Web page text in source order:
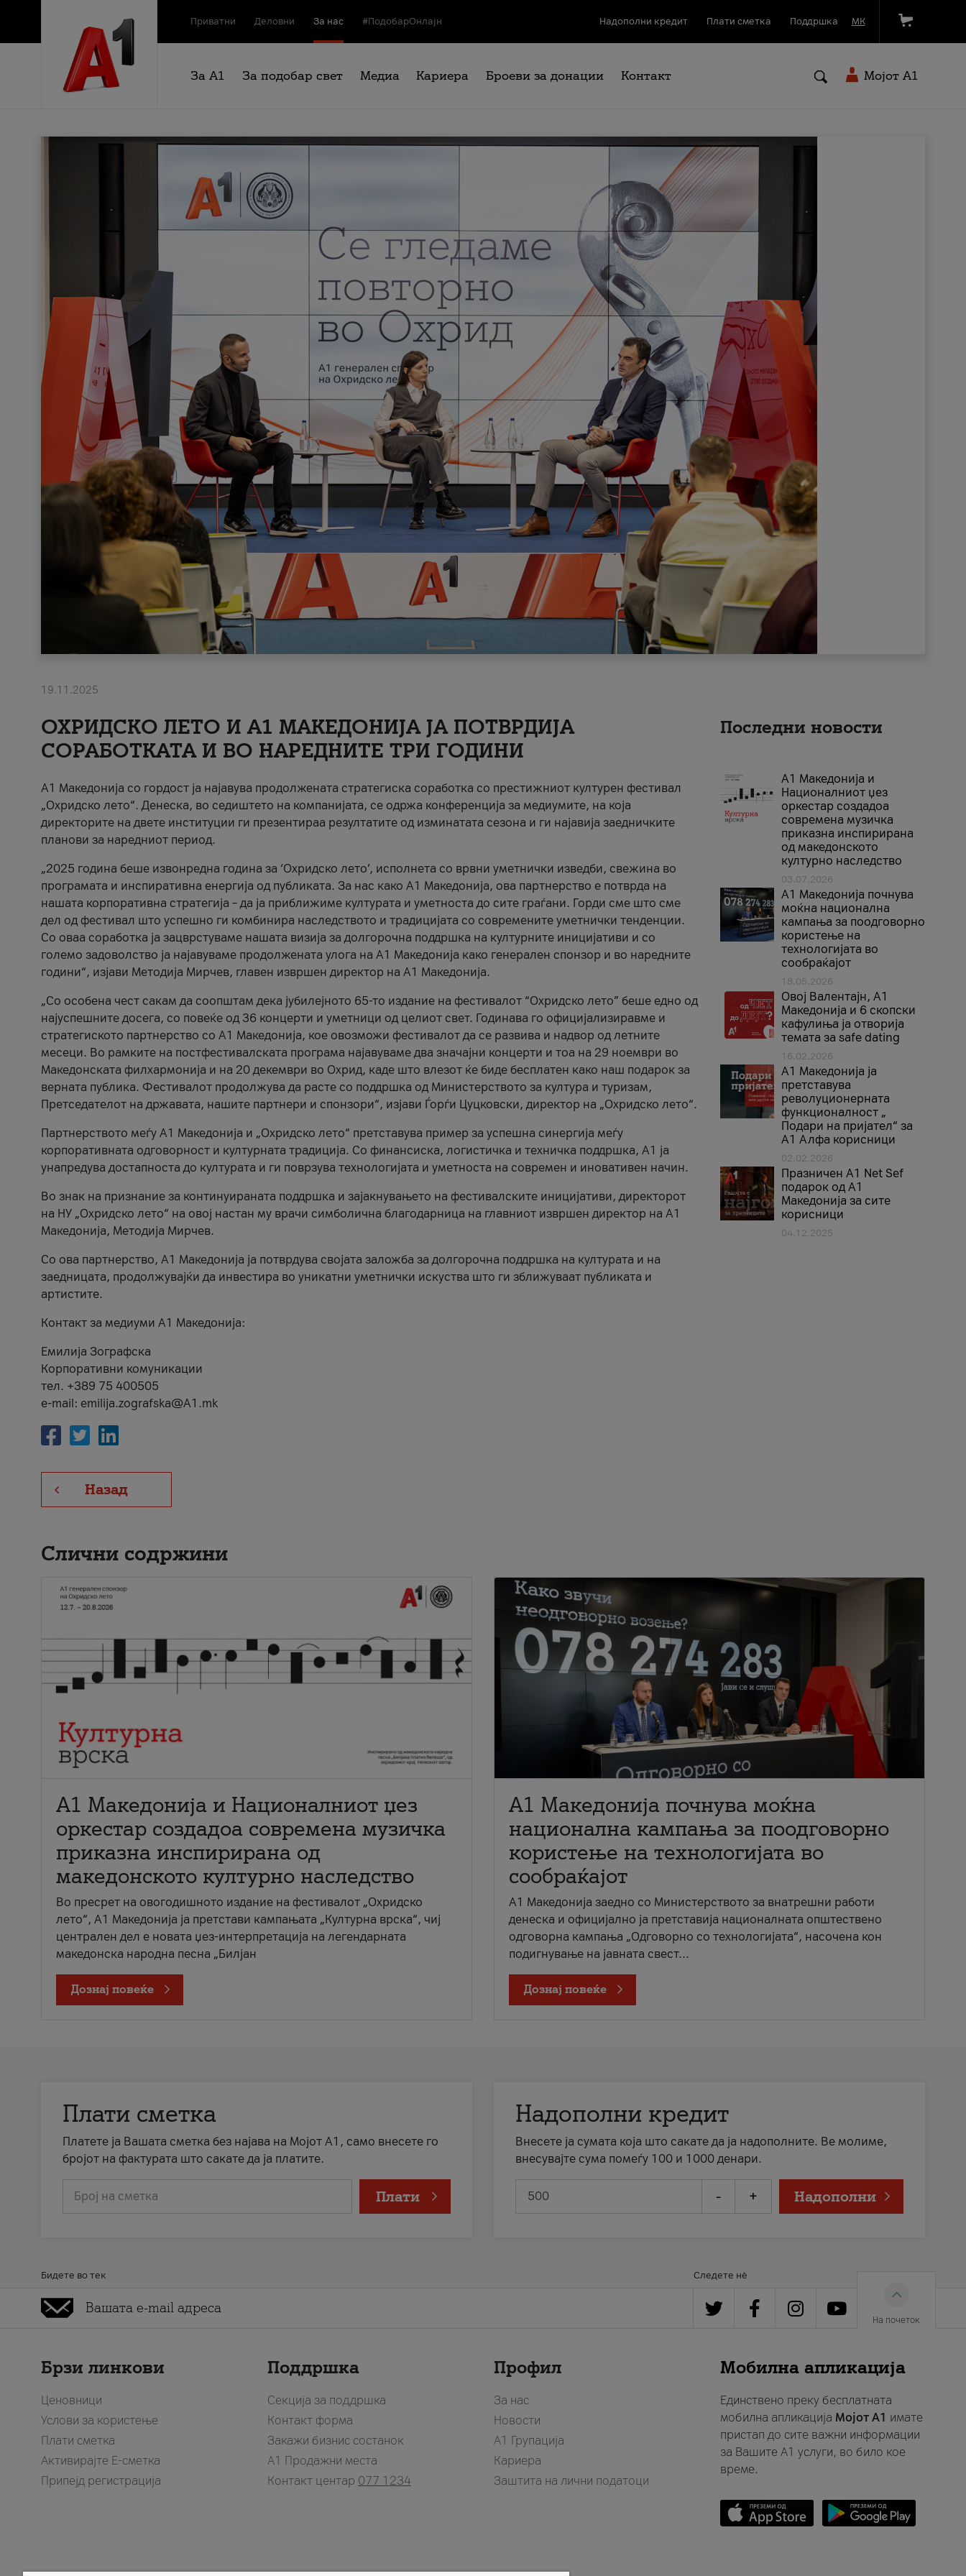
Приватни Деловни За нас #ПодобарОнлајн Надополни кредит Плати сметка Поддршка МК
За А1 За подобар свет Медиа Кариера Броеви за донации Контакт Мојот A1
19.11.2025
ОХРИДСКО ЛЕТО И A1 МАКЕДОНИЈА ЈА ПОТВРДИЈА
СОРАБОТКАТА И ВО НАРЕДНИТЕ ТРИ ГОДИНИ
A1 Македонија со гордост ја најавува продолжената стратегиска соработка со престижниот културен фестивал
„Охридско лето“. Денеска, во седиштето на компанијата, се одржа конференција за медиумите, на која
директорите на двете институции ги презентираа резултатите од изминатата сезона и ги најавија заедничките
планови за наредниот период.
„2025 година беше извонредна година за ‘Охридско лето’, исполнета со врвни уметнички изведби, свежина во
програмата и инспиративна енергија од публиката. За нас како A1 Македонија, ова партнерство е потврда на
нашата корпоративна стратегија – да ја приближиме културата и уметноста до сите граѓани. Горди сме што сме
дел од фестивал што успешно ги комбинира наследството и традицијата со современите уметнички тенденции.
Со оваа соработка ја зацврстуваме нашата визија за долгорочна поддршка на културните иницијативи и со
големо задоволство ја најавуваме продолжената улога на A1 Македонија како генерален спонзор и во наредните
години“, изјави Методија Мирчев, главен извршен директор на A1 Македонија.
„Со особена чест сакам да соопштам дека јубилејното 65-то издание на фестивалот “Охридско лето” беше едно од
најуспешните досега, со повеќе од 36 концерти и уметници од целиот свет. Годинава го официјализиравме и
стратегиското партнерство со А1 Македонија, кое овозможи фестивалот да се развива и надвор од летните
месеци. Во рамките на постфестивалската програма најавуваме два значајни концерти и тоа на 29 ноември во
Македонската филхармонија и на 20 декември во Охрид, каде што влезот ќе биде бесплатен како наш подарок за
верната публика. Фестивалот продолжува да расте со поддршка од Министерството за култура и туризам,
Претседателот на државата, нашите партнери и спонзори“, изјави Ѓорѓи Цуцковски, директор на „Охридско лето“.
Партнерството меѓу A1 Македонија и „Охридско лето“ претставува пример за успешна синергија меѓу
корпоративната одговорност и културната традиција. Со финансиска, логистичка и техничка поддршка, A1 ја
унапредува достапноста до културата и ги поврзува технологијата и уметноста на современ и иновативен начин.
Во знак на признание за континуираната поддршка и зајакнувањето на фестивалските иницијативи, директорот
на НУ „Охридско лето“ на овој настан му врачи симболична благодарница на главниот извршен директор на A1
Македонија, Методија Мирчев.
Со ова партнерство, A1 Македонија ја потврдува својата заложба за долгорочна поддршка на културата и на
заедницата, продолжувајќи да инвестира во уникатни уметнички искуства што ги зближуваат публиката и
артистите.
Контакт за медиуми А1 Македонија:
Емилија Зографска
Корпоративни комуникации
тел. +389 75 400505
e-mail: emilija.zografska@A1.mk
Назад
Последни новости
А1 Македонија и
Националниот џез
оркестар создадоа
современа музичка
приказна инспирирана
од македонското
културно наследство
03.07.2026
A1 Македонија почнува
моќна национална
кампања за поодговорно
користење на
технологијата во
сообраќајот
18.05.2026
Овој Валентајн, A1
Македонија и 6 скопски
кафулиња ја отворија
темата за safe dating
16.02.2026
А1 Македонија ја
претставува
револуционерната
функционалност „
Подари на пријател“ за
А1 Алфа корисници
02.02.2026
Празничен A1 Net Sеf
подарок од А1
Македонија за сите
корисници
04.12.2025
Слични содржини
А1 Македонија и Националниот џез
оркестар создадоа современа музичка
приказна инспирирана од
македонското културно наследство
Во пресрет на овогодишното издание на фестивалот „Охридско
лето“, А1 Македонија ја претстави кампањата „Културна врска“, чиј
централен дел е новата џез-интерпретација на легендарната
македонска народна песна „Билјан
Дознај повеќе
A1 Македонија почнува моќна
национална кампања за поодговорно
користење на технологијата во
сообраќајот
A1 Македонија заедно со Министерството за внатрешни работи
денеска и официјално ја претставија националната општествено
одговорна кампања „Одговорно со технологијата“, насочена кон
подигнување на јавната свест...
Дознај повеќе
Плати сметка
Платете ја Вашата сметка без најава на Мојот А1, само внесете го
бројот на фактурата што сакате да ја платите.
Број на сметка Плати
Надополни кредит
Внесете ја сумата која што сакате да ја надополните. Ве молиме,
внесувајте сума помеѓу 100 и 1000 денари.
- + Надополни
Бидете во тек Следете нè
На почеток
Брзи линкови
Ценовници
Услови за користење
Плати сметка
Активирајте Е-сметка
Припејд регистрација
Поддршка
Секција за поддршка
Контакт форма
Закажи бизнис состанок
A1 Продажни места
Контакт центар 077 1234
Профил
За нас
Новости
А1 Групација
Кариера
Заштита на лични податоци
Мобилна апликација
Единствено преку бесплатната
мобилна апликација Мојот A1 имате
пристап до сите важни информации
за Вашите A1 услуги, во било кое
време.